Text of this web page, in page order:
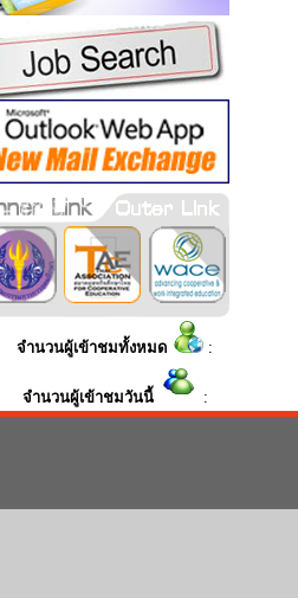
จำนวนผู้เข้าชมทั้งหมด :
จำนวนผู้เข้าชมวันนี้ :